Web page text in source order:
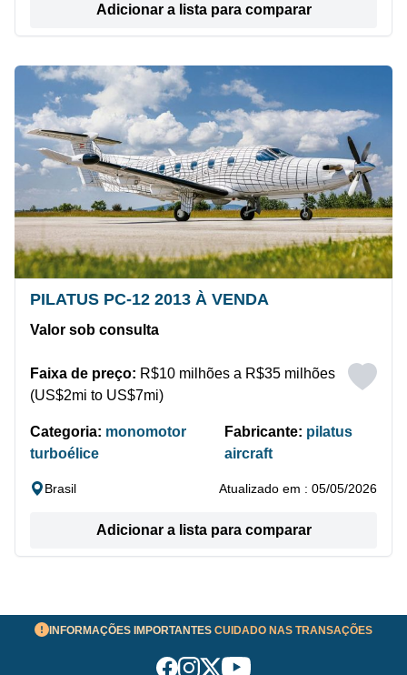
Adicionar a lista para comparar
PILATUS PC-12 2013 À VENDA
Valor sob consulta
Faixa de preço: R$10 milhões a R$35 milhões
(US$2mi to US$7mi)
Categoria: monomotor
turboélice
Fabricante: pilatus
aircraft
Brasil Atualizado em : 05/05/2026
Adicionar a lista para comparar
INFORMAÇÕES IMPORTANTES CUIDADO NAS TRANSAÇÕES